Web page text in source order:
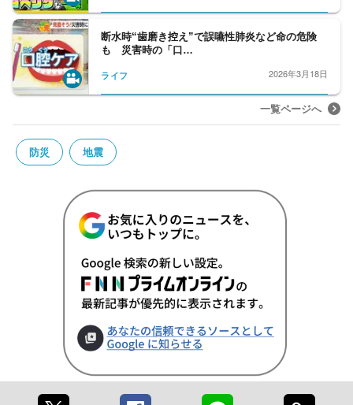
断水時“歯磨き控え”で誤嚥性肺炎など命の危険
も 災害時の「口…
ライフ 2026年3月18日
一覧ページへ
防災 地震